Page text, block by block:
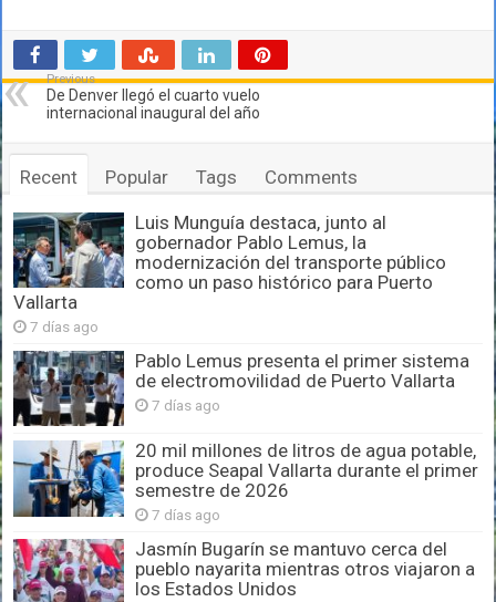
Previous
De Denver llegó el cuarto vuelo
internacional inaugural del año
Recent Popular Tags Comments
Luis Munguía destaca, junto al
gobernador Pablo Lemus, la
modernización del transporte público
como un paso histórico para Puerto
Vallarta
7 días ago
Pablo Lemus presenta el primer sistema
de electromovilidad de Puerto Vallarta
7 días ago
20 mil millones de litros de agua potable,
produce Seapal Vallarta durante el primer
semestre de 2026
7 días ago
Jasmín Bugarín se mantuvo cerca del
pueblo nayarita mientras otros viajaron a
los Estados Unidos